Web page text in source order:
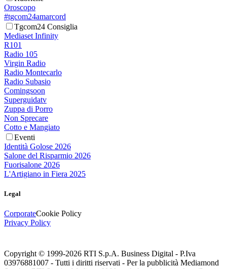
Oroscopo
#tgcom24amarcord
Tgcom24 Consiglia
Mediaset Infinity
R101
Radio 105
Virgin Radio
Radio Montecarlo
Radio Subasio
Comingsoon
Superguidatv
Zuppa di Porro
Non Sprecare
Cotto e Mangiato
Eventi
Identità Golose 2026
Salone del Risparmio 2026
Fuorisalone 2026
L'Artigiano in Fiera 2025
Legal
CorporateCookie Policy
Privacy Policy
Copyright © 1999-2026 RTI S.p.A. Business Digital - P.Iva
03976881007 - Tutti i diritti riservati - Per la pubblicità Mediamond